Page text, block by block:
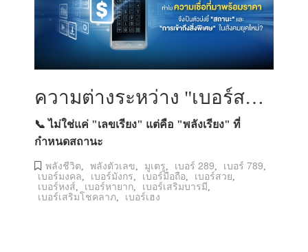
ความต่างระหว่าง "เบอร์สวย" กับ "เบอร์มงคล": ทำไม "ความเชื่อที่มาพร้อมราคา" จึงเป็นตัวบ่งชี้ "สถานะ" และ "การเข้าถึงสิ่งพิเศษ" ในสังคมยุคใหม่?
📞 ไม่ใช่แค่ "เลขเรียง" แต่คือ "พลังเรียง" ที่
กำหนดสถานะ
พลังชีวิต พลังตัวเลข มูเตรู เบอร์ 289 เบอร์ 789
เบอร์มงคล เบอร์มังกร เบอร์มือถือ เบอร์สวย
เบอร์หงส์ เบอร์หายาก เบอร์เสริมบารมี
เบอร์เสริมโชคลาภ เบอร์เฮง